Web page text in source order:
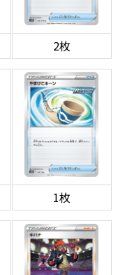
2枚
1枚